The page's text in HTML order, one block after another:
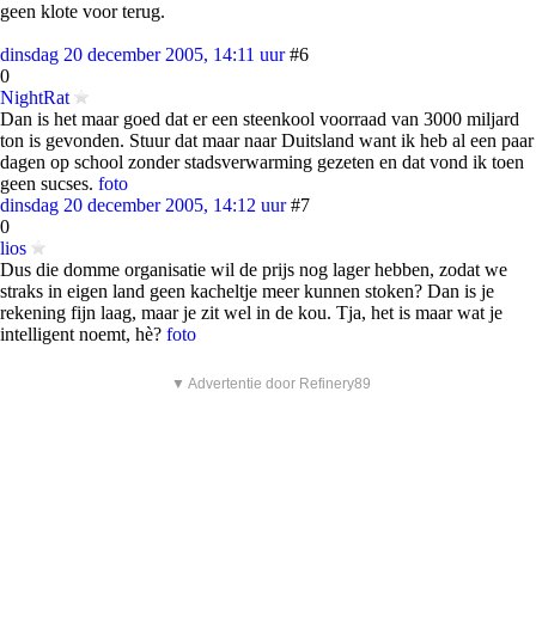
geen klote voor terug.
dinsdag 20 december 2005, 14:11 uur #6
0
NightRat
Dan is het maar goed dat er een steenkool voorraad van 3000 miljard
ton is gevonden. Stuur dat maar naar Duitsland want ik heb al een paar
dagen op school zonder stadsverwarming gezeten en dat vond ik toen
geen sucses. foto
dinsdag 20 december 2005, 14:12 uur #7
0
lios
Dus die domme organisatie wil de prijs nog lager hebben, zodat we
straks in eigen land geen kacheltje meer kunnen stoken? Dan is je
rekening fijn laag, maar je zit wel in de kou. Tja, het is maar wat je
intelligent noemt, hè? foto
▼ Advertentie door Refinery89